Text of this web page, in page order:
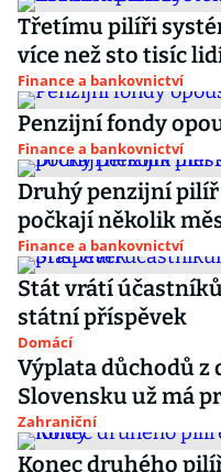
Třetímu pilíři
více než sto tisíc
Finance a bankovnictví
Penzijní fondy
Finance a bankovnictví
Druhý penzijní pilíř
počkají několik
Finance a bankovnictví
Stát vrátí
státní příspěvek
Domácí
Výplata důchodů
Slovensku už má
Zahraniční
Konec druhého